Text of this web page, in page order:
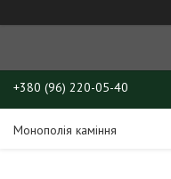
+380 (96) 220-05-40
Монополія каміння